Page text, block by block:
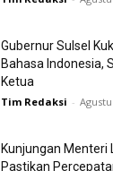
Gubernur Sulsel
Bahasa Indonesia,
Ketua
Tim Redaksi -
Kunjungan Menteri
Pastikan